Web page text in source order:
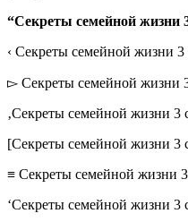
“Секреты семейной жизни
‹ Секреты семейной жизни
▻ Секреты семейной жизни
‚Секреты семейной жизни 3
[Секреты семейной жизни 3
≡ Секреты семейной жизни
‘Секреты семейной жизни 3